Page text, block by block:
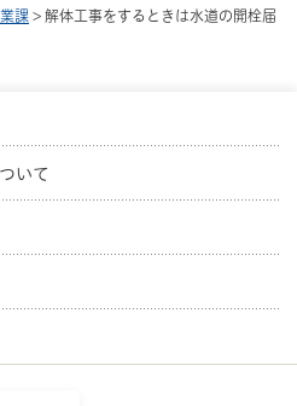
課 > 解体工事をするときは水道の開栓届
いて